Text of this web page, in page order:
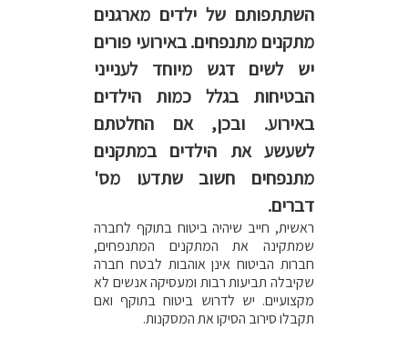
השתתפותם של ילדים מארגנים
מתקנים מתנפחים. באירועי פורים
יש לשים דגש מיוחד לענייני
הבטיחות בגלל כמות הילדים
באירוע. ובכן, אם החלטתם
לשעשע את הילדים במתקנים
מתנפחים חשוב שתדעו מס'
דברים.
ראשית, חייב שיהיה ביטוח בתוקף לחברה
שמתקינה את המתקנים המתנפחים,
חברות הביטוח אינן אוהבות לבטח חברה
שקיבלה תביעות רבות ומעסיקה אנשים לא
מקצועיים. יש לדרוש ביטוח בתוקף ואם
תקבלו סירוב הסיקו את המסקנות.